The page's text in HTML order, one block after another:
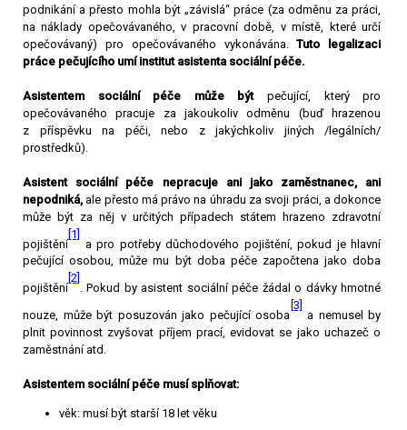
podnikání a přesto mohla být „závislá“ práce (za odměnu za práci,
na náklady opečovávaného, v pracovní době, v místě, které určí
opečovávaný) pro opečovávaného vykonávána.Tuto legalizaci
práce pečujícího umí institut asistenta sociální péče.
Asistentem sociální péče může býtpečující, který pro
opečovávaného pracuje za jakoukoliv odměnu (buď hrazenou
z příspěvku na péči, nebo z jakýchkoliv jiných /legálních/
prostředků).
Asistent sociální péče
nepracuje ani jako zaměstnanec, ani
nepodniká, ale přesto má právo na úhradu za svoji práci, a dokonce
může být za něj v určitých případech státem hrazeno zdravotní
pojištění
[1]
a pro potřeby důchodového pojištění, pokud je hlavní
pečující osobou, může mu být doba péče započtena jako doba
pojištění
[2]
. Pokud by asistent sociální péče žádal o dávky hmotné
nouze, může být posuzován jako pečující osoba
[3]
a nemusel by
plnit povinnost zvyšovat příjem prací, evidovat se jako uchazeč o
zaměstnání atd.
Asistentem sociální péče musí splňovat:
věk: musí být starší 18 let věku